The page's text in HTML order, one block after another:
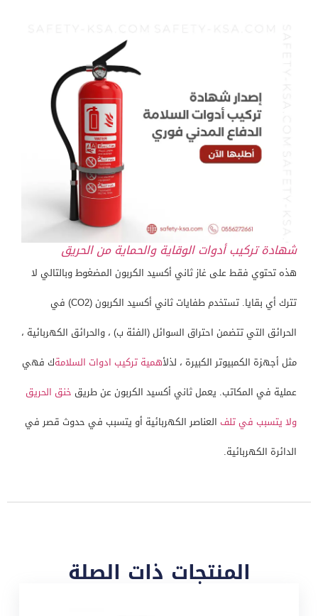
شهادة تركيب أدوات الوقاية والحماية من الحريق
هذه تحتوي فقط على غاز ثاني أكسيد الكربون المضغوط وبالتالي لا
تترك أي بقايا. تستخدم طفايات ثاني أكسيد الكربون (CO2) في
الحرائق التي تتضمن احتراق السوائل (الفئة ب) ، والحرائق الكهربائية ،
مثل أجهزة الكمبيوتر الكبيرة ، لذلأهمية تركيب ادوات السلامةك فهي
عملية في المكاتب. يعمل ثاني أكسيد الكربون عن طريق خنق الحريق
ولا يتسبب في تلف العناصر الكهربائية أو يتسبب في حدوث قصر في
الدائرة الكهربائية.
المنتجات ذات الصلة